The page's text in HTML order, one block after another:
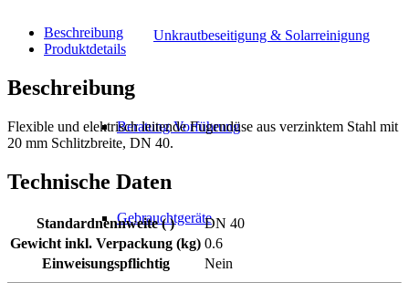
Unkrautbeseitigung & Solarreinigung
Beratung Vorführung
Gebrauchtgeräte
Beschreibung
Produktdetails
Beschreibung
Flexible und elektrisch leitende Fugendüse aus verzinktem Stahl mit
20 mm Schlitzbreite, DN 40.
Technische Daten
Standardnennweite ( )
DN 40
Gewicht inkl. Verpackung (kg) 0.6
Einweisungspflichtig
Nein